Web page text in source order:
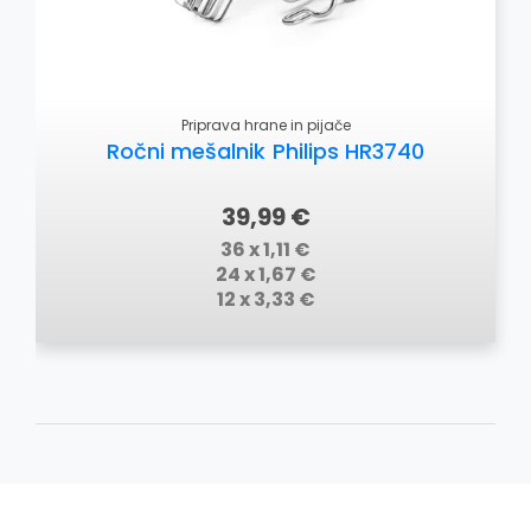
Priprava hrane in pijače
Ročni mešalnik Philips HR3740
39,99 €
36 x 1,11 €
24 x 1,67 €
12 x 3,33 €